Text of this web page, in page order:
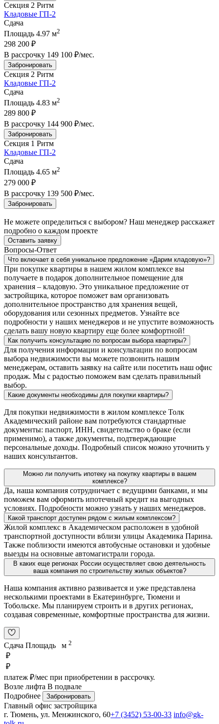
Секция 2 Ритм
Кладовые ГП-2
Сдача
Площадь 4.97 м2
298 200 ₽
В рассрочку 149 100 ₽/мес.
Забронировать
Секция 2 Ритм
Кладовые ГП-2
Сдача
Площадь 4.83 м2
289 800 ₽
В рассрочку 144 900 ₽/мес.
Забронировать
Секция 1 Ритм
Кладовые ГП-2
Сдача
Площадь 4.65 м2
279 000 ₽
В рассрочку 139 500 ₽/мес.
Забронировать
Не можете определиться с выбором? Наш менеджер расскажет
подробно о каждом проекте
Оставить заявку
Вопросы-Ответ
Что включает в себя уникальное предложение «Дарим кладовую»?
При покупке квартиры в нашем жилом комплексе вы
получаете в подарок дополнительное помещение для
хранения – кладовую. Это уникальное предложение от
застройщика, которое поможет вам организовать
дополнительное пространство для хранения вещей,
оборудования или сезонных предметов. Узнайте все
подробности у наших менеджеров и не упустите возможность
сделать вашу новую квартиру еще более комфортной!
Как получить консультацию по вопросам выбора квартиры?
Для получения информации и консультации по вопросам
выбора недвижимости вы можете позвонить нашим
менеджерам, оставить заявку на сайте или посетить наш офис
продаж. Мы с радостью поможем вам сделать правильный
выбор.
Какие документы необходимы для покупки квартиры?
Для покупки недвижимости в жилом комплексе Толк
Академический районе вам потребуются стандартные
документы: паспорт, ИНН, свидетельство о браке (если
применимо), а также документы, подтверждающие
персональные доходы. Подробный список можно уточнить у
наших консультантов.
Можно ли получить ипотеку на покупку квартиры в вашем
комплексе?
Да, наша компания сотрудничает с ведущими банками, и мы
поможем вам оформить ипотечный кредит на выгодных
условиях. Подробности можно узнать у наших менеджеров.
Какой транспорт доступен рядом с жилым комплексом?
Жилой комплекс в Академическом расположен в удобной
транспортной доступности вблизи улицы Академика Парина.
Также поблизости имеются автобусные остановки и удобные
выезды на основные автомагистрали города.
В каких еще регионах России осуществляет свою деятельность
ваша компания по строительству жилых объектов?
Наша компания активно развивается и уже представлена
несколькими проектами в Екатеринбурге, Тюмени и
Тобольске. Мы планируем строить и в других регионах,
создавая современные, комфортные пространства для жизни.
Сдача Площадь м 2
₽
₽
платеж ₽/мес при приобретении в рассрочку.
Возле лифта В подвале
Подробнее
Забронировать
Главный офис застройщика
г. Тюмень, ул. Менжинского, 60+7 (3452) 53-00-33 info@gk-